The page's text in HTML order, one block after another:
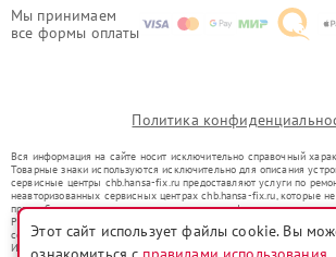
Мы принимаем
все формы оплаты
Политика
Вся информация на сайте носит исключительно справочный
Товарные знаки используются исключительно для описания
сервисные центры chb.hansa-fix.ru предоставляют услуги по
неавторизованных сервисных центрах chb.hansa-fix.ru, которые
правообладателями товарных знаков или их официальными
Ремонт осуществляется для устройств, уже введенных в
со статьей 1487 ГК РФ.
Использование товарных знаков не преследует цели
Этот сайт использует файлы cookie. Вы